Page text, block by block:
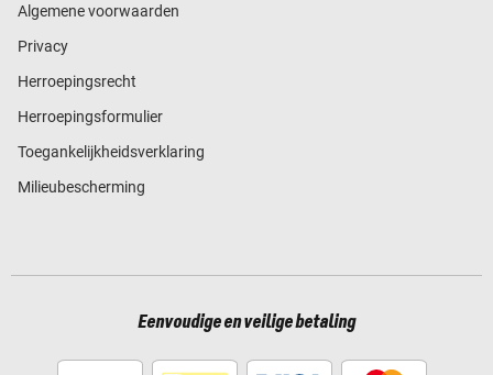
Algemene voorwaarden
Privacy
Herroepingsrecht
Herroepingsformulier
Toegankelijkheidsverklaring
Milieubescherming
Eenvoudige en veilige betaling